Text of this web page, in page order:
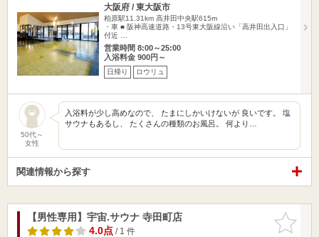
大阪府 / 東大阪市
柏原駅11.31km 高井田中央駅615m
・車 ■ 阪神高速道路・13号東大阪線沿い「高井田出入口」
付近 …
営業時間 8:00～25:00
入浴料金 900円～
日帰り ロウリュ
50代～
女性
入浴料が少し高めなので、 たまにしかいけないが 良いです。 塩
サウナもあるし、 たくさんの種類のお風呂。 何より…
関連情報から探す
お気に入
りに追加
【男性専用】宇宙.サウナ 寺田町店
4.0点/ 1 件